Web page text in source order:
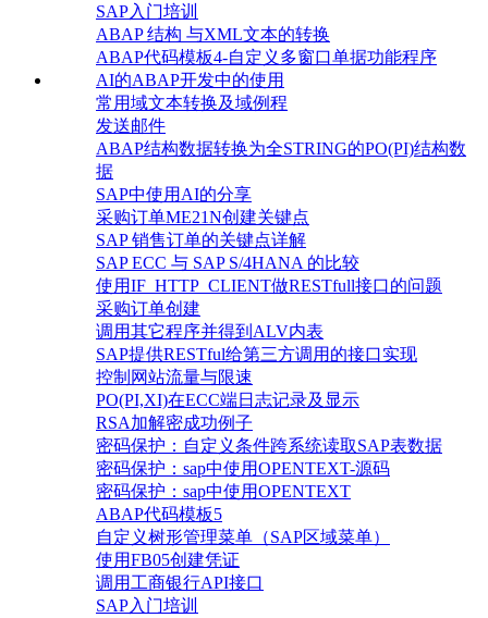
SAP入门培训
ABAP 结构 与XML文本的转换
ABAP代码模板4-自定义多窗口单据功能程序
AI的ABAP开发中的使用
常用域文本转换及域例程
发送邮件
ABAP结构数据转换为全STRING的PO(PI)结构数
据
SAP中使用AI的分享
采购订单ME21N创建关键点
SAP 销售订单的关键点详解
SAP ECC 与 SAP S/4HANA 的比较
使用IF_HTTP_CLIENT做RESTfull接口的问题
采购订单创建
调用其它程序并得到ALV内表
SAP提供RESTful给第三方调用的接口实现
控制网站流量与限速
PO(PI,XI)在ECC端日志记录及显示
RSA加解密成功例子
密码保护：自定义条件跨系统读取SAP表数据
密码保护：sap中使用OPENTEXT-源码
密码保护：sap中使用OPENTEXT
ABAP代码模板5
自定义树形管理菜单（SAP区域菜单）
使用FB05创建凭证
调用工商银行API接口
SAP入门培训